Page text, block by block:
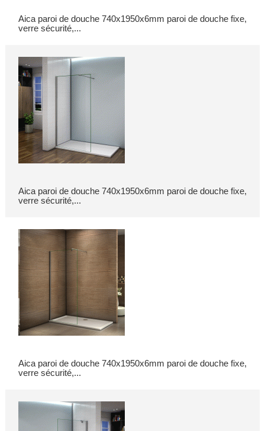
Aica paroi de douche 740x1950x6mm paroi de douche fixe,
verre sécurité,...
Aica paroi de douche 740x1950x6mm paroi de douche fixe,
verre sécurité,...
Aica paroi de douche 740x1950x6mm paroi de douche fixe,
verre sécurité,...